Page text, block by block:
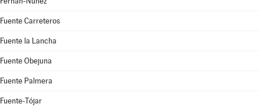
Fuente Carreteros
Fuente la Lancha
Fuente Obejuna
Fuente Palmera
Fuente-Tójar